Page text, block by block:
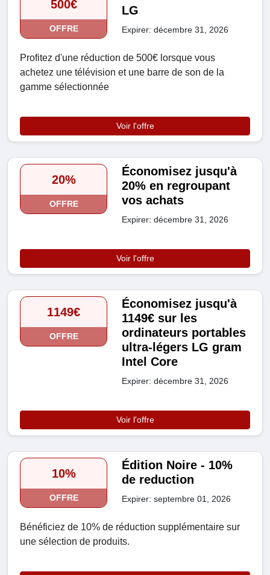
500€
OFFRE
LG
Expirer: décembre 31, 2026
Profitez d'une réduction de 500€ lorsque vous
achetez une télévision et une barre de son de la
gamme sélectionnée
Voir l'offre
20%
OFFRE
Économisez jusqu'à
20% en regroupant
vos achats
Expirer: décembre 31, 2026
Voir l'offre
1149€
OFFRE
Économisez jusqu'à
1149€ sur les
ordinateurs portables
ultra-légers LG gram
Intel Core
Expirer: décembre 31, 2026
Voir l'offre
10%
OFFRE
Édition Noire - 10%
de reduction
Expirer: septembre 01, 2026
Bénéficiez de 10% de réduction supplémentaire sur
une sélection de produits.